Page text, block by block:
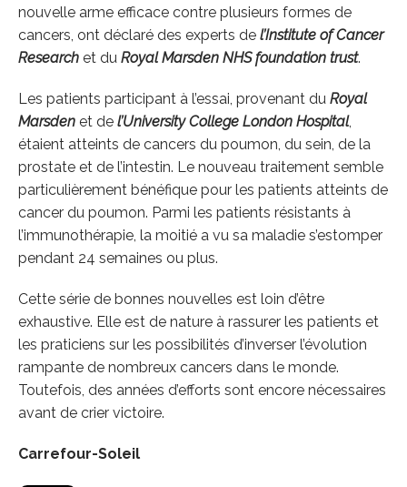
nouvelle arme efficace contre plusieurs formes de
cancers, ont déclaré des experts de l’Institute of Cancer
Research et du Royal Marsden NHS foundation trust.
Les patients participant à l’essai, provenant du Royal
Marsden et de l’University College London Hospital,
étaient atteints de cancers du poumon, du sein, de la
prostate et de l’intestin. Le nouveau traitement semble
particulièrement bénéfique pour les patients atteints de
cancer du poumon. Parmi les patients résistants à
l’immunothérapie, la moitié a vu sa maladie s’estomper
pendant 24 semaines ou plus.
Cette série de bonnes nouvelles est loin d’être
exhaustive. Elle est de nature à rassurer les patients et
les praticiens sur les possibilités d’inverser l’évolution
rampante de nombreux cancers dans le monde.
Toutefois, des années d’efforts sont encore nécessaires
avant de crier victoire.
Carrefour-Soleil